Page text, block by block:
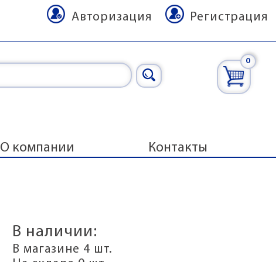
Регистрация
Авторизация
0
О компании Контакты
В наличии:
В магазине 4 шт.